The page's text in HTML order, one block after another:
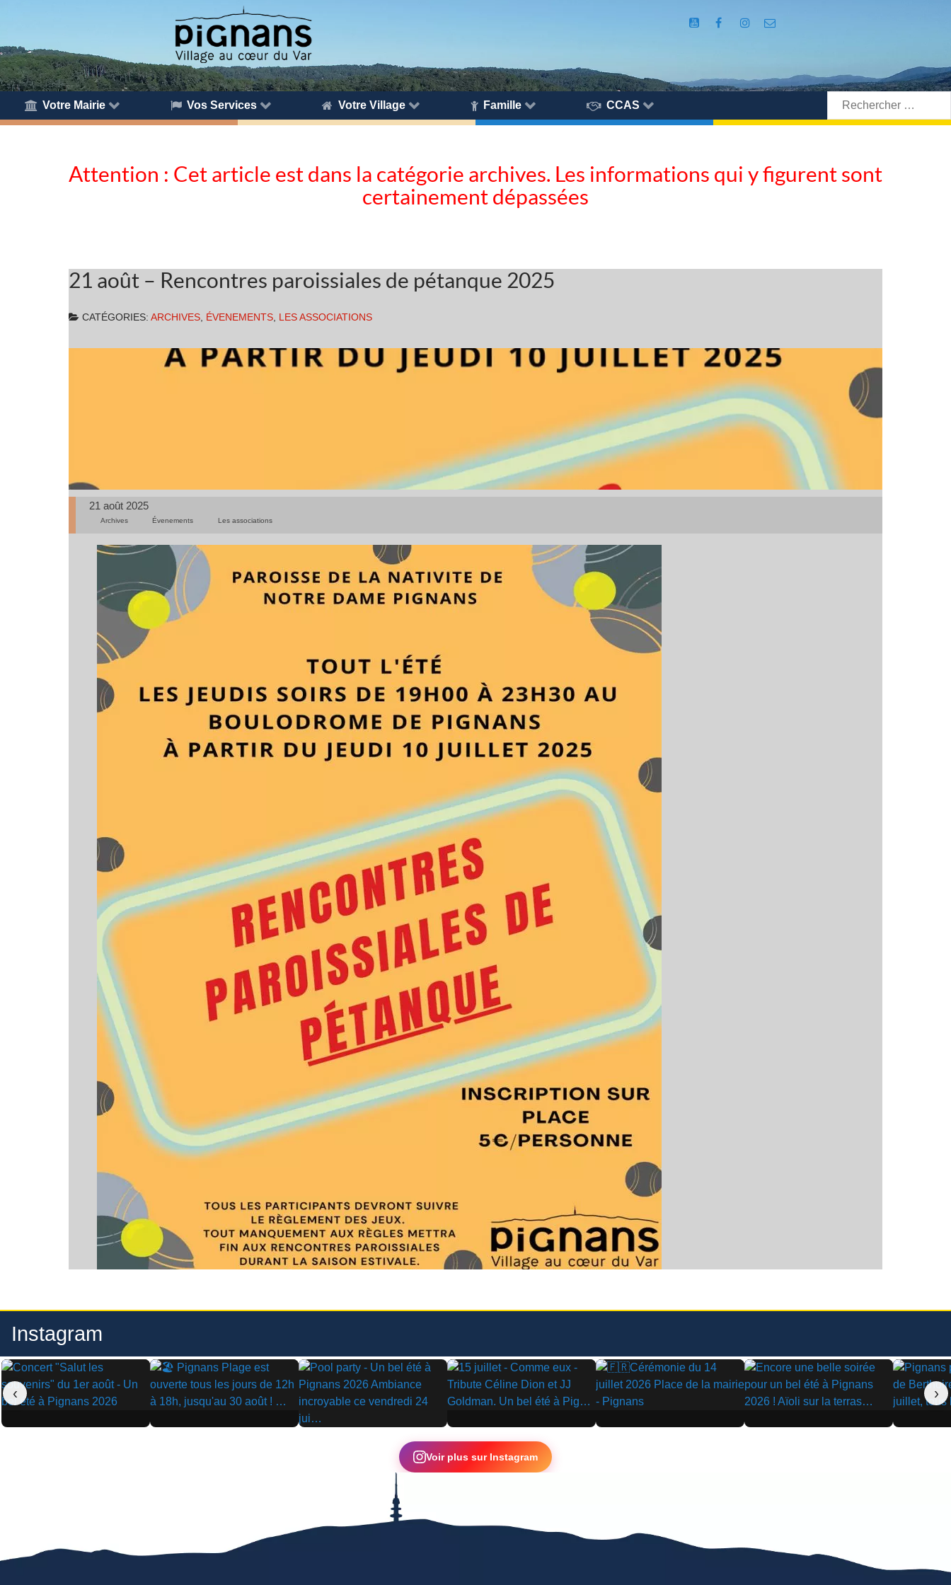
Votre Mairie Vos Services Votre Village Famille CCAS
Rechercher:
Attention : Cet article est dans la catégorie archives. Les informations qui y figurent sont
certainement dépassées
21 août – Rencontres paroissiales de pétanque 2025
CATÉGORIES: ARCHIVES ÉVENEMENTS LES ASSOCIATIONS
21 août 2025
Archives Évenements Les associations
Instagram
▶ ▶
▶
▶ ▶ ▶ ▶
‹ ›
Voir plus sur Instagram